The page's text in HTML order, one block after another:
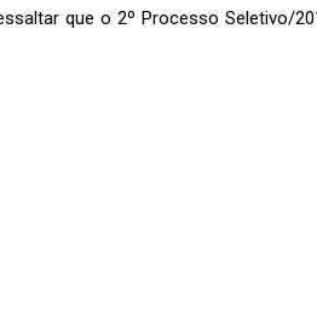
que o 2º Processo Seletivo/